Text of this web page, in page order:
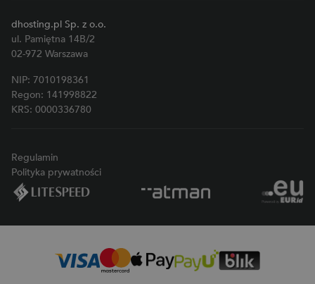
dhosting.pl Sp. z o.o.
ul. Pamiętna 14B/2
02-972 Warszawa
NIP: 7010198361
Regon: 141998822
KRS: 0000336780
Regulamin
Polityka prywatności